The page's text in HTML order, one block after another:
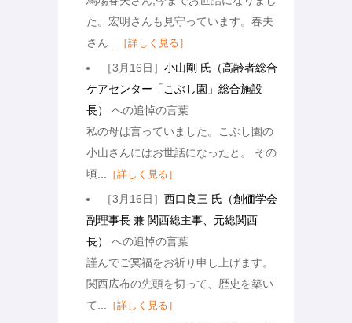
た。宏明さんも見守っています。春夫
さん...
［詳しく見る］
［3月16日］小山剛 氏（高齢者総合
ケアセンター「こぶし園」総合施設
長）
への追悼の言葉
私の母は言っていました。こぶし園の
小山さんにはお世話になったと。 その
頃...
［詳しく見る］
［3月16日］西口良三 氏（創価学会
副理事長 兼 関西総主事、元総関西
長）
への追悼の言葉
謹んでご冥福をお祈り申し上げます。
関西広布の先頭を切って、歴史を築い
て...
［詳しく見る］